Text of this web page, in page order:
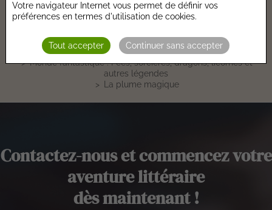
Epaisseur :
Accueil Catalogues
Histoire
Monde fantastique : Fées, sorcières, dragons, licornes et
autres légendes
La plume magique
Contactez-nous et commencez votre
aventure littéraire
dès maintenant !
Votre navigateur Internet vous permet de définir vos
préférences en termes d'utilisation de cookies.
Tout accepter Continuer sans accepter